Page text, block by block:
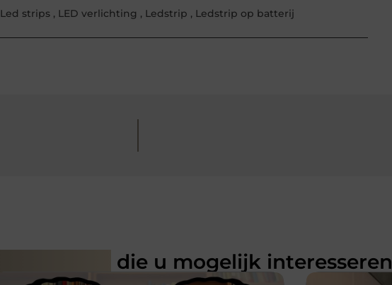
Led strips, LED verlichting , Ledstrip , Ledstrip op batterij
die u mogelijk interesseren